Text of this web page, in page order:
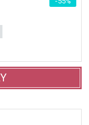
4.906.000đ